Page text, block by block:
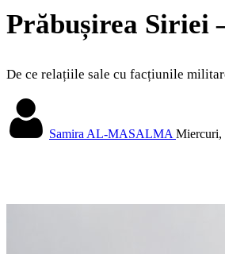
Prăbușirea Siriei
De ce relațiile sale cu facțiunile
Samira AL-MASALMA Miercuri,